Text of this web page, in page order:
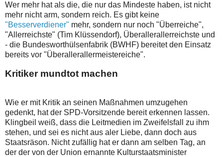
Wer mehr hat als die, die nur das Mindeste haben, ist nicht
mehr nicht arm, sondern reich. Es gibt keine
"Besserverdiener" mehr, sondern nur noch "Überreiche",
"Allerreichste" (Tim Klüssendorf), Überallerallerreichste und
- die Bundesworthülsenfabrik (BWHF) bereitet den Einsatz
bereits vor "Überallerallermeistereiche".
Kritiker mundtot machen
Wie er mit Kritik an seinen Maßnahmen umzugehen
gedenkt, hat der SPD-Vorsitzende bereit erkennen lassen.
Klingbeil weiß, dass die Leitmedien im Zweifelsfall zu ihm
stehen, und sei es nicht aus aler Liebe, dann doch aus
Staatsräson. Nicht zufällig hat er dann am selben Tag, an
der der von der Union ernannte Kulturstaatsminister